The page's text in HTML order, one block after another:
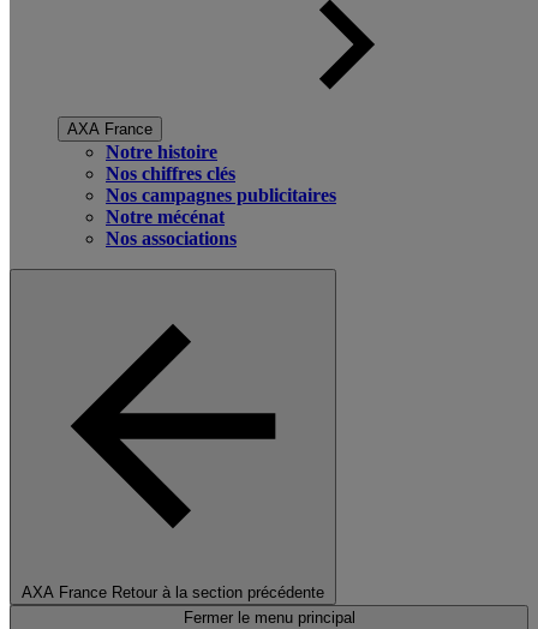
AXA France
Notre histoire
Nos chiffres clés
Nos campagnes publicitaires
Notre mécénat
Nos associations
AXA France Retour à la section précédente
Fermer le menu principal